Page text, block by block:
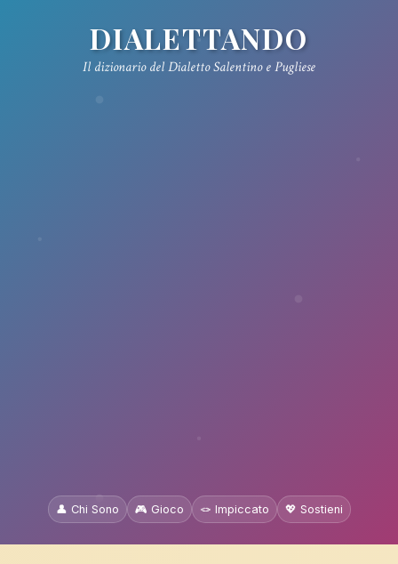
DIALETTANDO
Il dizionario del Dialetto Salentino e Pugliese
👤 Chi Sono 🎮 Gioco 🪢 Impiccato 💖 Sostieni